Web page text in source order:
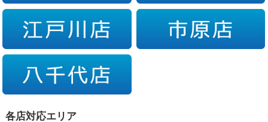
各店対応エリア